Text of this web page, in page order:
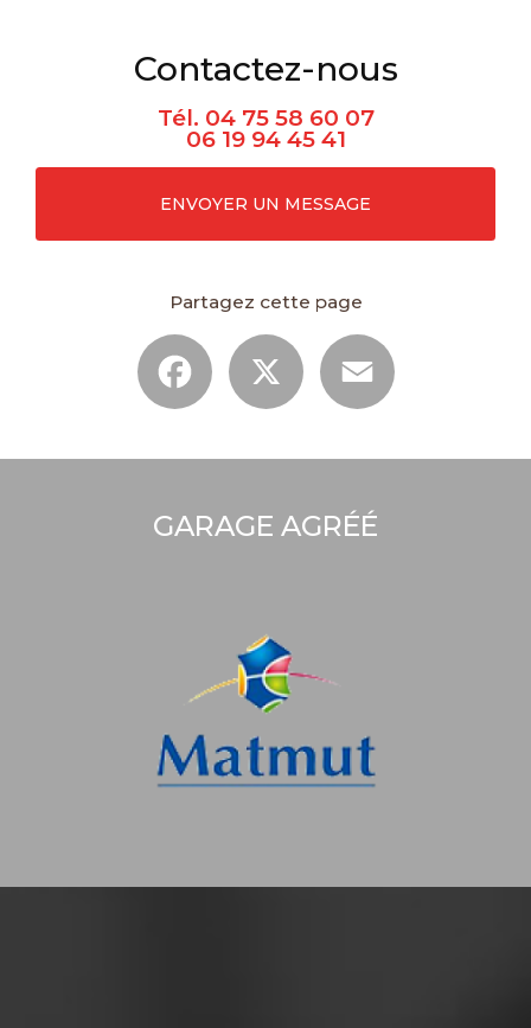
Contactez-nous
Tél. 04 75 58 60 07
06 19 94 45 41
ENVOYER UN MESSAGE
Partagez cette page
Facebook
GARAGE AGRÉÉ